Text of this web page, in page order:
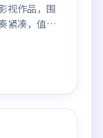
视作品，围
紧凑，值得